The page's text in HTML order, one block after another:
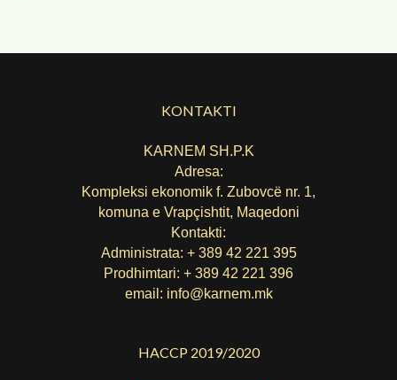
KONTAKTI
KARNEM SH.P.K
Adresa:
Kompleksi ekonomik f. Zubovcë nr. 1,
komuna е Vrapçishtit, Maqedoni
Kontakti:
Administrata: + 389 42 221 395
Prodhimtari: + 389 42 221 396
email: info@karnem.mk
HACCP 2019/2020